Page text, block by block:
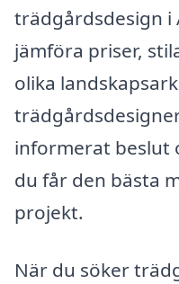
trädgårdsdesign i
jämföra priser,
olika
informerat beslut
du får den bästa
projekt.
När du söker